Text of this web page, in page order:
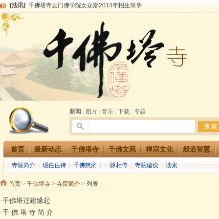
[法讯] 千佛塔寺兴建佛学院综合大楼缘起
[法讯]
千佛塔寺阅藏堂周末阅藏报名通知
清明节祭祖报恩地藏法会
[法讯] 本寺方丈上明下慧尼和尚开讲《六祖坛经》
[法讯] 2015-3-26师父于法堂对大众的开示
[法讯]
广东千佛塔寺云门佛学院女众部 2016年招生简章
[法讯]
恭请海涛法师莅临千佛塔寺弘法
[法讯] 2014年七月大法会 祈福息灾地藏七 冥阳两利普渡群蒙盂兰盆
新闻 图片 音乐 下载 专题
首页 最新动态 千佛塔寺 千佛文苑 禅宗文化 般若智慧
寺院简介 现任住持 千佛慈济 一脉相传 寺院建设 搜索
首页 > 千佛塔寺 > 寺院简介 > 列表
·千佛塔迁建缘起
·千 佛 塔 寺 简 介